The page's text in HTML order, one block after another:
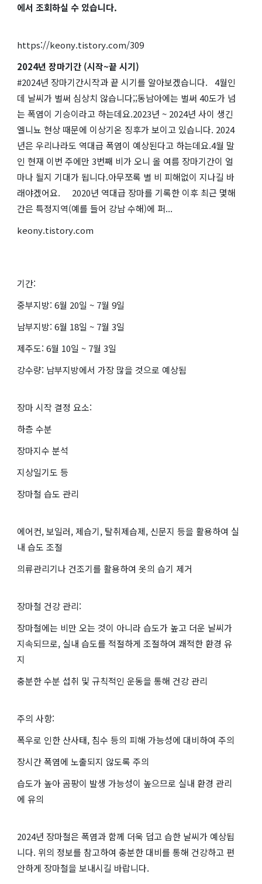
에서 조회하실 수 있습니다.
https://keony.tistory.com/309
2024년 장마기간 (시작~끝 시기)
#2024년 장마기간시작과 끝 시기를 알아보겠습니다. 4월인
데 날씨가 벌써 심상치 않습니다;;동남아에는 벌써 40도가 넘
는 폭염이 기승이라고 하는데요.2023년 ~ 2024년 사이 생긴
엘니뇨 현상 때문에 이상기온 징후가 보이고 있습니다. 2024
년은 우리나라도 역대급 폭염이 예상된다고 하는데요.4월 말
인 현재 이번 주에만 3번째 비가 오니 올 여름 장마기간이 얼
마나 될지 기대가 됩니다.아무쪼록 별 비 피해없이 지나길 바
래야겠어요. 2020년 역대급 장마를 기록한 이후 최근 몇해
간은 특정지역(예를 들어 강남 수해)에 퍼...
keony.tistory.com
기간:
중부지방: 6월 20일 ~ 7월 9일
남부지방: 6월 18일 ~ 7월 3일
제주도: 6월 10일 ~ 7월 3일
강수량: 남부지방에서 가장 많을 것으로 예상됨
장마 시작 결정 요소:
하층 수분
장마지수 분석
지상일기도 등
장마철 습도 관리
에어컨, 보일러, 제습기, 탈취제습제, 신문지 등을 활용하여 실
내 습도 조절
의류관리기나 건조기를 활용하여 옷의 습기 제거
장마철 건강 관리:
장마철에는 비만 오는 것이 아니라 습도가 높고 더운 날씨가
지속되므로, 실내 습도를 적절하게 조절하여 쾌적한 환경 유
지
충분한 수분 섭취 및 규칙적인 운동을 통해 건강 관리
주의 사항:
폭우로 인한 산사태, 침수 등의 피해 가능성에 대비하여 주의
장시간 폭염에 노출되지 않도록 주의
습도가 높아 곰팡이 발생 가능성이 높으므로 실내 환경 관리
에 유의
2024년 장마철은 폭염과 함께 더욱 덥고 습한 날씨가 예상됩
니다. 위의 정보를 참고하여 충분한 대비를 통해 건강하고 편
안하게 장마철을 보내시길 바랍니다.